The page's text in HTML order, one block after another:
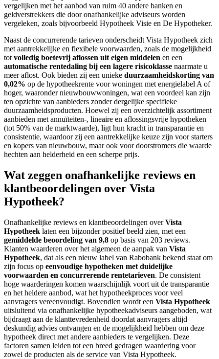
vergelijken met het aanbod van ruim 40 andere banken en
geldverstrekkers die door onafhankelijke adviseurs worden
vergeleken, zoals bijvoorbeeld Hypotheek Visie en De Hypotheker.
Naast de concurrerende tarieven onderscheidt Vista Hypotheek zich
met aantrekkelijke en flexibele voorwaarden, zoals de mogelijkheid
tot volledig boetevrij aflossen uit eigen middelen en een
automatische rentedaling bij een lagere risicoklasse naarmate u
meer aflost. Ook bieden zij een unieke duurzaamheidskorting van
0,02% op de hypotheekrente voor woningen met energielabel A of
hoger, waaronder nieuwbouwwoningen, wat een voordeel kan zijn
ten opzichte van aanbieders zonder dergelijke specifieke
duurzaamheidsproducten. Hoewel zij een overzichtelijk assortiment
aanbieden met annuïteiten-, lineaire en aflossingsvrije hypotheken
(tot 50% van de marktwaarde), ligt hun kracht in transparantie en
consistentie, waardoor zij een aantrekkelijke keuze zijn voor starters
en kopers van nieuwbouw, maar ook voor doorstromers die waarde
hechten aan helderheid en een scherpe prijs.
Wat zeggen onafhankelijke reviews en
klantbeoordelingen over Vista
Hypotheek?
Onafhankelijke reviews en klantbeoordelingen overVista
Hypotheek laten een bijzonder positief beeld zien, met een
gemiddelde beoordeling van 9,8 op basis van 203 reviews.
Klanten waarderen over het algemeen de aanpak van Vista
Hypotheek, dat als een nieuw label van Rabobank bekend staat om
zijn focus op eenvoudige hypotheken met duidelijke
voorwaarden en concurrerende rentetarieven. De consistent
hoge waarderingen komen waarschijnlijk voort uit de transparantie
en het heldere aanbod, wat het hypotheekproces voor veel
aanvragers vereenvoudigt. Bovendien wordt een Vista Hypotheek
uitsluitend via onafhankelijke hypotheekadviseurs aangeboden, wat
bijdraagt aan de klanttevredenheid doordat aanvragers altijd
deskundig advies ontvangen en de mogelijkheid hebben om deze
hypotheek direct met andere aanbieders te vergelijken. Deze
factoren samen leiden tot een breed gedragen waardering voor
zowel de producten als de service van Vista Hypotheek.